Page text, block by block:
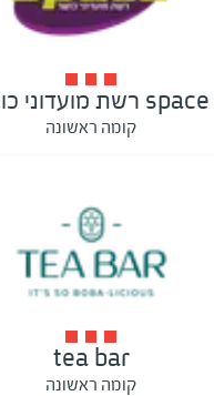
space רשת מועדוני כושר
קומה ראשונה
tea bar
קומה ראשונה